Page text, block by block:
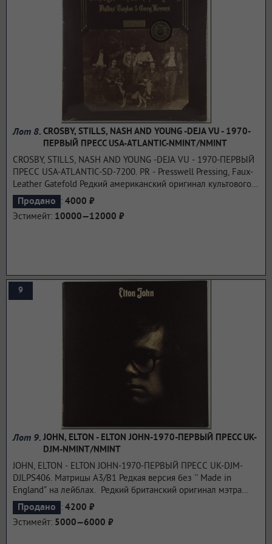
...подробнее
Лот 8. CROSBY, STILLS, NASH AND YOUNG -DEJA VU - 1970-
ПЕРВЫЙ ПРЕСС USA-ATLANTIC-NMINT/NMINT
CROSBY, STILLS, NASH AND YOUNG -DEJA VU - 1970-ПЕРВЫЙ
ПРЕСС USA-ATLANTIC-SD-7200. PR - Presswell Pressing, Faux-
Leather Gatefold Редкий американский оригинал культового
альбома. Déjà Vu — второй студийный альбом группы Crosby,
Stills, Nash and Young, первый их альбом в составе квартета с
Нилом Янгом. Выпущен в марте 1970 года на лейбле Atlantic
2021 году пластинка семь раз получила платиновую
сертификацию RIAA, а число ее проданных копий превысило
Продано : 4000 ₽
Эстимейт: 10000—12000 ₽
9
Лот 9. JOHN, ELTON - ELTON JOHN-1970-ПЕРВЫЙ ПРЕСС UK-
DJM-NMINT/NMINT
JOHN, ELTON - ELTON JOHN-1970-ПЕРВЫЙ ПРЕСС UK-DJM-
DJLPS406. Матрицы A3/B1 Редкая версия без '' Made in
England" на лейблах. Редкий британский оригинал мэтра
британской сцены. Второй студийный альбом английского
певца и автора песен Элтона Джона. Он был выпущен 10
апреля 1970 года на DJM Records. Включая прорывной сингл
Продано : 4200 ₽
Эстимейт: 5000—6000 ₽